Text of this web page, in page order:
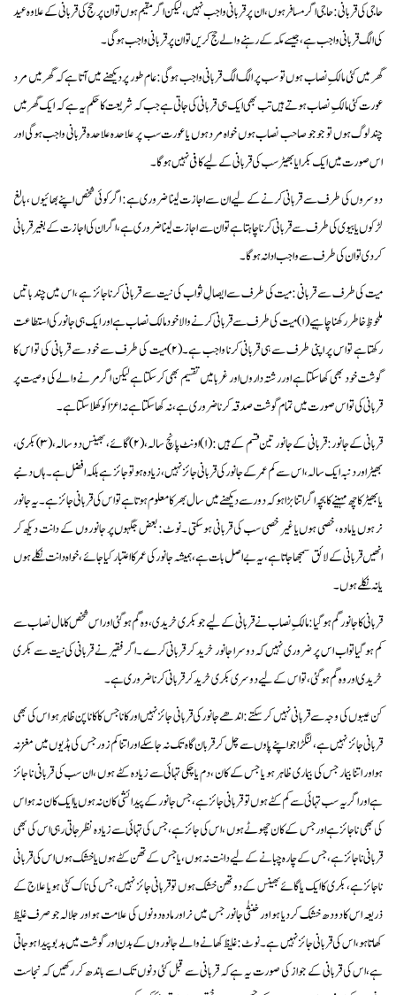
حاجی کی قربانی:حاجی اگر مسافر ہوں،ان پر قربانی واجب نہیں ،لیکن اگر مقیم ہوں تو ان پر حج کی قربانی کے علاوہ عید
کی الگ قربانی واجب ہے،جیسے مکہ کے رہنے والے حج کریں تو ان پر قربانی واجب ہوگی۔
گھر میں کئی مالکِ نصاب ہوں تو سب پر الگ الگ قربانی واجب ہوگی:عام طور پر دیکھنے میں آتا ہے کہ گھر میں مرد
عورت کئی مالکِ نصاب ہوتے ہیں تب بھی ایک ہی قربانی کی جاتی ہے جب کہ شریعت کا حکم یہ ہے کہ ایک گھر میں
چند لوگ ہوں تو جو جو صاحب نصاب ہوں خواہ مرد ہوں یا عورت سب پر علاحدہ علاحدہ قربانی واجب ہوگی اور
اس صورت میں ایک بکرا یا بھیڑ سب کی قربانی کے لیے کافی نہیں ہوگا ۔
دوسروں کی طرف سے قربانی کرنے کے لیے ان سے اجازت لینا ضروری ہے: اگر کوئی شخص اپنے بھائیوں ، بالغ
لڑکوں یا بیوی کی طرف سے قربانی کرنا چاہتا ہے تو ان سے اجازت لینا ضروری ہے ، اگر ان کی اجازت کے بغیر قربانی
کر دی تو ان کی طرف سے واجب ادا نہ ہوگا۔
میت کی طرف سے قربانی :میت کی طرف سے ایصالِ ثواب کی نیت سے قربانی کرنا جائز ہے ،اس میں چند باتیں
ملحوظِ خاطر رکھنا چاہیے(۱) میت کی طرف سے قربانی کرنے والا خودمالک نصاب ہے اور ایک ہی جانور کی استطاعت
رکھتاہے تواس پر اپنی طرف سے ہی قربانی کرنا واجب ہے۔(۲)میت کی طرف سے خود سے قربانی کی تو اس کا
گوشت خود بھی کھا سکتا ہے اور رشتہ داروں اور غربا میں تقسیم بھی کر سکتا ہےلیکن اگر مرنے والے کی وصیت پر
قربانی کی تو اس صورت میں تمام گوشت صدقہ کر ناضروری ہے ،نہ کھا سکتا ہے نہ اعزا کو کھلا سکتا ہے۔
قربانی کےجانور:قربانی کے جانور تین قسم کے ہیں :(۱)اونٹ پانچ سالہ ،(۲)گائے، بھینس دو سالہ ،(۳)بکری،
بھیڑ اور دنبہ ایک سالہ ، اس سے کم عمر کے جانور کی قربانی جائز نہیں،زیادہ ہو تو جائز ہے بلکہ افضل ہے ۔ہاں دنبے
یا بھیڑکا چھ مہینے کا بچہ اگر اتنا بڑا ہو کہ دور سے دیکھنے میں سال بھر کا معلوم ہو تا ہے تو اس کی قربانی جائز ہے۔ یہ جانور
نر ہوں یا مادہ ،خصی ہوں یا غیر خصی سب کی قربانی ہو سکتی ۔نوٹ:بعض جگہوں پر جانوروں کے دانت دیکھ کر
انھیں قربانی کے لائق سمجھا جاتا ہے،یہ بے اصل بات ہے ،ہمیشہ جانور کی عمر کا اعتبار کیا جائے ،خواہ دانت نکلے ہوں
یا نہ نکلے ہوں۔
قربانی کا جانور گم ہو گیا:مالکِ نصاب نے قربانی کے لیے جو بکری خریدی ،وہ گم ہو گئی اور اس شخص کا مال نصاب سے
کم ہو گیاتو اب اس پر ضروری نہیں کہ دوسرا جانور خرید کر قربانی کرے ۔اگر فقیر نے قربانی کی نیت سے بکری
خریدی ا ور وہ گم ہو گئی،تو اس کے لیے دوسری بکری خرید کر قربانی کرنا ضروری ہے ۔
کن عیبوں کی وجہ سے قربانی نہیں کر سکتے:اندھے جانور کی قربانی جائز نہیں اور کانا جس کا کاناپن ظاہر ہو اس کی بھی
قربانی جائز نہیں ہے ، لنگڑا جو اپنے پاوں سے چل کر قربان گاہ تک نہ جا سکےاور اتنا کم زور جس کی ہڈیوں میں مغز نہ
ہواور اتنا بیمار جس کی بیماری ظاہر ہو یا جس کے کان ،دم یا چکی تہائی سے زیادہ کٹے ہوں ،ان سب کی قربانی نا جائز
ہےاور اگر یہ سب تہائی سے کم کٹے ہوں تو قربانی جائز ہے،جس جانور کے پیدائشی کان نہ ہوں یا ایک کان نہ ہو اس
کی بھی ناجائز ہے اور جس کے کان چھوٹے ہوں ،اس کی جائز ہے،جس کی تہائی سے زیادہ نظر جاتی رہی اس کی بھی
قربانی ناجائزہے،جس کے چارہ چبانے کے لیے دانت نہ ہوں،یا جس کے تھن کٹے ہوں یا خشک ہوں اس کی قربانی
ناجائز ہے،بکری کا ایک یا گائے بھینس کے دو تھن خشک ہوں تو قربانی جائز نہیں ،جس کی ناک کٹی ہو یا علاج کے
ذریعہ اس کا دودھ خشک کردیا ہو اور خنثٰی جانور جس میں نر اور مادہ دونوں کی علامت ہو اور جلالہ جو صرف غلیظ
کھاتاہو ،اس کی قربانی جائز نہیں ہے۔نوٹ: غلیظ کھانے والے جانوروں کے بدن اور گوشت میں بدبو پیدا ہو جاتی
ہے،اس کی قربانی کے جواز کی صورت یہ ہےکہ قربانی سے قبل کئی دنوں تک اسے باندھ کر رکھیں کہ نجاست